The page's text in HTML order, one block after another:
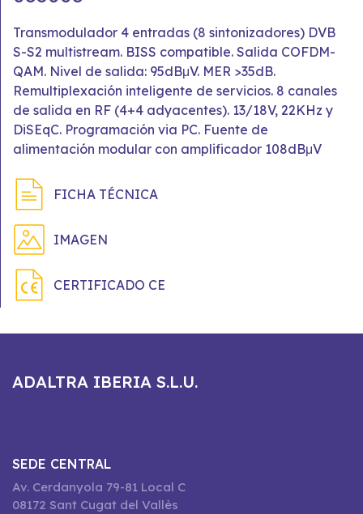
Transmodulador 4 entradas (8 sintonizadores) DVB
S-S2 multistream. BISS compatible. Salida COFDM-
QAM. Nivel de salida: 95dBμV. MER >35dB.
Remultiplexación inteligente de servicios. 8 canales
de salida en RF (4+4 adyacentes). 13/18V, 22KHz y
DiSEqC. Programación via PC. Fuente de
alimentación modular con amplificador 108dBμV
FICHA TÉCNICA
IMAGEN
CERTIFICADO CE
ADALTRA IBERIA S.L.U.
SEDE CENTRAL
Av. Cerdanyola 79-81 Local C
08172 Sant Cugat del Vallès